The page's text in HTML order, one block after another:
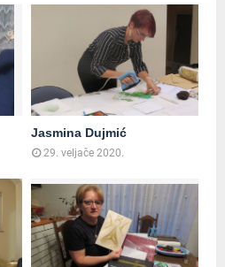
Jasmina Dujmić
29. veljače 2020.